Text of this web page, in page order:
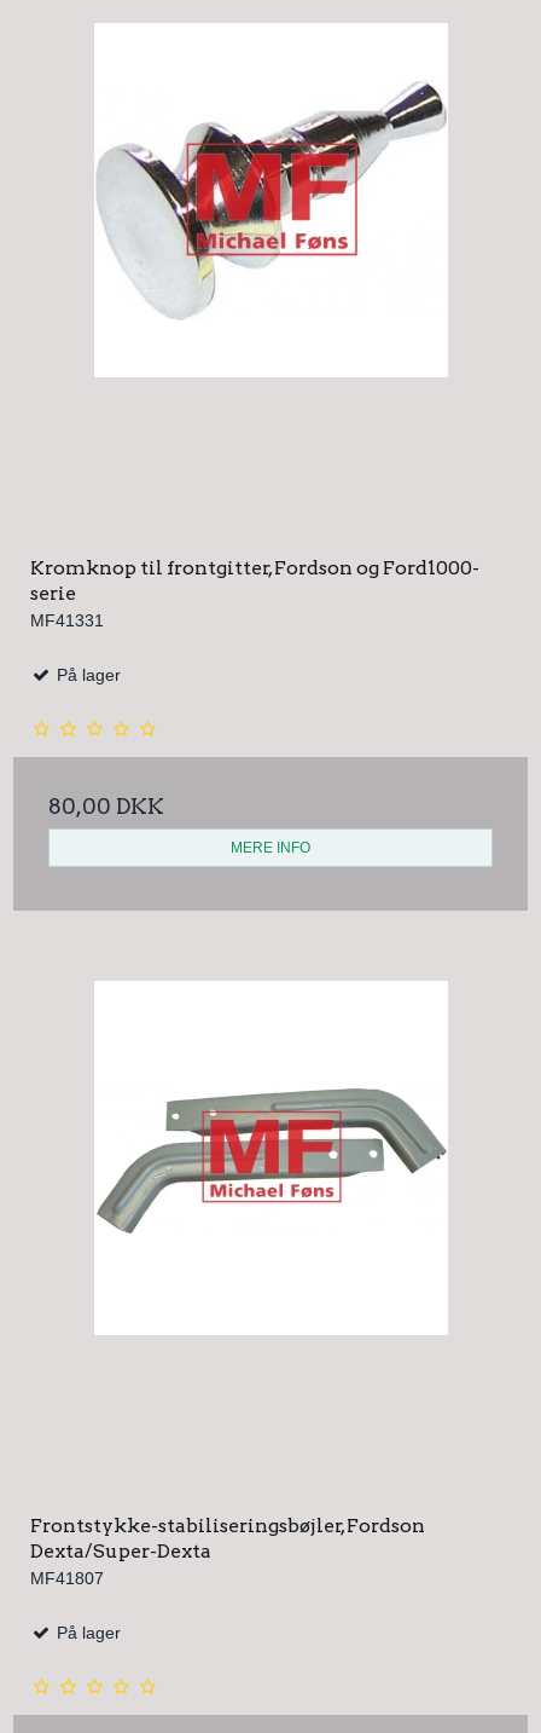
Kromknop til frontgitter, Fordson og Ford1000-
serie
MF41331
På lager
80,00 DKK
MERE INFO
Frontstykke-stabiliseringsbøjler, Fordson
Dexta/Super-Dexta
MF41807
På lager